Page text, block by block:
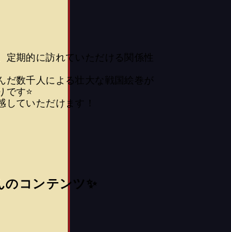
期的に訪れていただける関係性
だ数千人による壮大な戦国絵巻が
です⭐
ていただけます！
のコンテンツ✨